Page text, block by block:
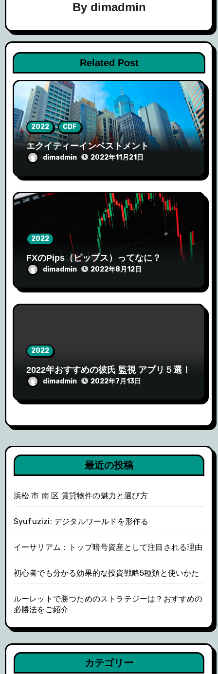
ン
By dimadmin
Related Post
2022 CDF
エクイティーインベストメント
dimadmin 2022年11月21日
2022
FXのPips（ピップス）ってなに？
dimadmin 2022年8月12日
2022
2022年おすすめの彼氏 監視 アプリ５選！
dimadmin 2022年7月13日
最近の投稿
浜松 市 南 区 賃貸物件の魅力と選び方
Syufuzizi: デジタルワールドを形作る
イーサリアム：トップ暗号資産として注目される理由
初心者でも分かる効果的な投資戦略5種類と使いかた
ルーレットで勝つためのストラテジーは？おすすめの
必勝法をご紹介
カテゴリー